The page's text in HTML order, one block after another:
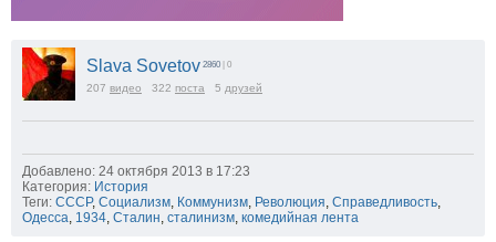
Slava Sovetov 2860 | 0
207 видео 322 поста 5 друзей
Добавлено: 24 октября 2013 в 17:23
Категория: История
Теги: СССР, Социализм Коммунизм Революция Справедливость
Одесса 1934 Сталин сталинизм комедийная лента